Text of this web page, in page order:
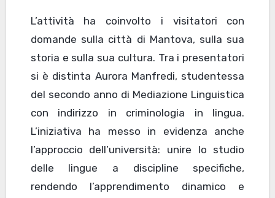
L’attività ha coinvolto i visitatori con
domande sulla città di Mantova, sulla sua
storia e sulla sua cultura. Tra i presentatori
si è distinta Aurora Manfredi, studentessa
del secondo anno di Mediazione Linguistica
con indirizzo in criminologia in lingua.
L’iniziativa ha messo in evidenza anche
l’approccio dell’università: unire lo studio
delle lingue a discipline specifiche,
rendendo l’apprendimento dinamico e